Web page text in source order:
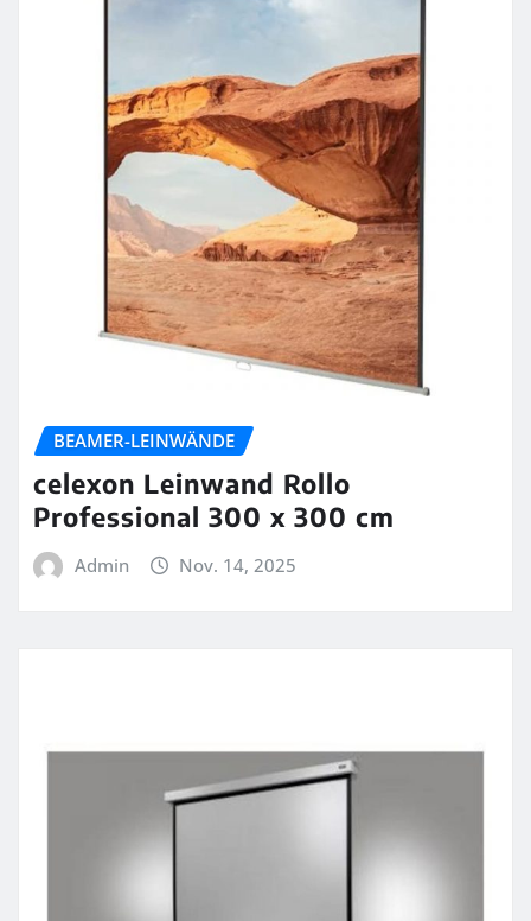
BEAMER-LEINWÄNDE
celexon Leinwand Rollo
Professional 300 x 300 cm
Admin Nov. 14, 2025